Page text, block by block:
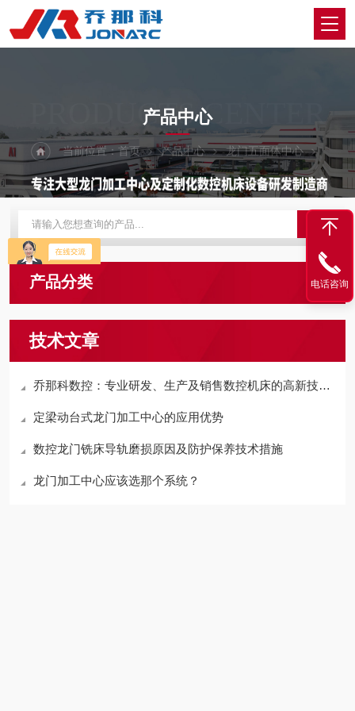
PRODUCTS CENTER
产品中心
当前位置：首页 产品中心 龙门五面体中心
产品分类
技术文章
乔那科数控：专业研发、生产及销售数控机床的高新技术企业
定梁动台式龙门加工中心的应用优势
数控龙门铣床导轨磨损原因及防护保养技术措施
龙门加工中心应该选那个系统？
电话咨询